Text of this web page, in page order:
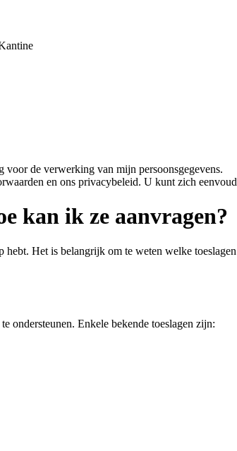
voor de verwerking van mijn persoonsgegevens.
en ons privacybeleid. U kunt zich
kan ik ze aanvragen?
Het is belangrijk om te weten welke
ondersteunen. Enkele bekende toeslagen zijn: